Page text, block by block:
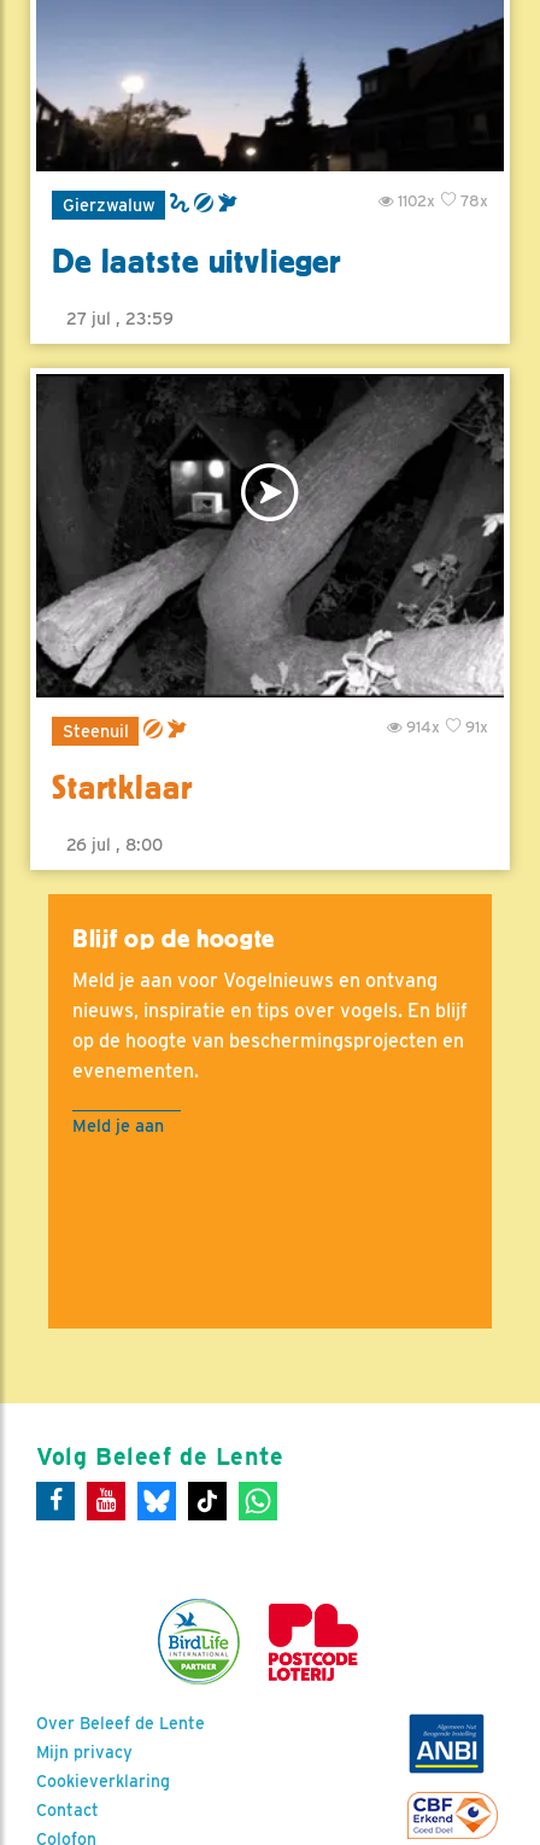
Gierzwaluw 78x
1102x
De laatste uitvlieger
27 jul , 23:59
Steenuil 91x
914x
Startklaar
26 jul , 8:00
Blijf op de hoogte
Meld je aan voor Vogelnieuws en ontvang
nieuws, inspiratie en tips over vogels. En blijf
op de hoogte van beschermingsprojecten en
evenementen.
Meld je aan
Volg Beleef de Lente
Over Beleef de Lente
Mijn privacy
Cookieverklaring
Contact
Colofon